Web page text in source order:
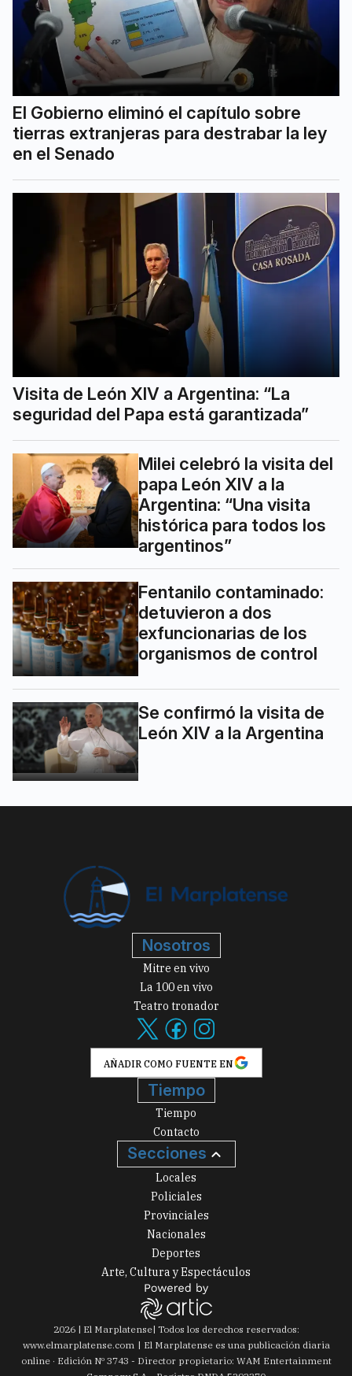
El Gobierno eliminó el capítulo sobre
tierras extranjeras para destrabar la ley
en el Senado
Visita de León XIV a Argentina: “La
seguridad del Papa está garantizada”
Milei celebró la visita del
papa León XIV a la
Argentina: “Una visita
histórica para todos los
argentinos”
Fentanilo contaminado:
detuvieron a dos
exfuncionarias de los
organismos de control
Se confirmó la visita de
León XIV a la Argentina
Nosotros
Mitre en vivo
La 100 en vivo
Teatro tronador
AÑADIR COMO FUENTE EN
Tiempo
Tiempo
Contacto
Secciones
Locales
Policiales
Provinciales
Nacionales
Deportes
Arte, Cultura y Espectáculos
2026| El Marplatense| Todos los derechos reservados:
www.elmarplatense.com
El Marplatense es una publicación diaria
online · Edición Nº 3743 - Director propietario: WAM Entertainment